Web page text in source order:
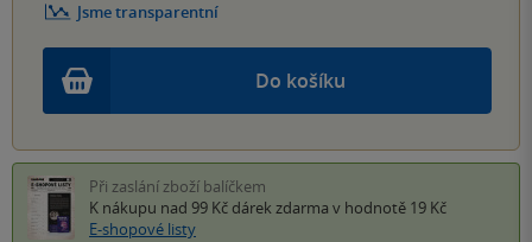
Do košíku
Jsme transparentní
Při zaslání zboží balíčkem
K nákupu nad 99 Kč dárek zdarma v hodnotě 19 Kč
E-shopové listy